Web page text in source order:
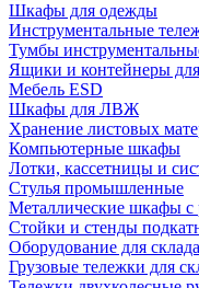
Шкафы для одежды
Инструментальные
Тумбы
Ящики и контейнеры
Мебель ESD
Шкафы для ЛВЖ
Хранение листовых
Компьютерные шкафы
Лотки, кассетницы и
Стулья промышленные
Металлические шкафы с
Стойки и стенды
Оборудование для склада
Грузовые тележки для